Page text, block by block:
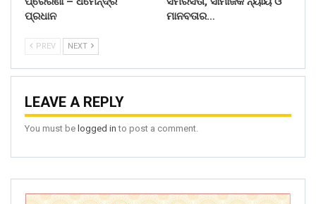
ପ୍ରଧାନ
ମାନବତାର…
PREV NEXT
LEAVE A REPLY
You must be logged in to post a comment.